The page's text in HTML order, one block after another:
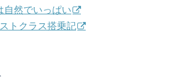
然でいっぱい
トクラス搭乗記